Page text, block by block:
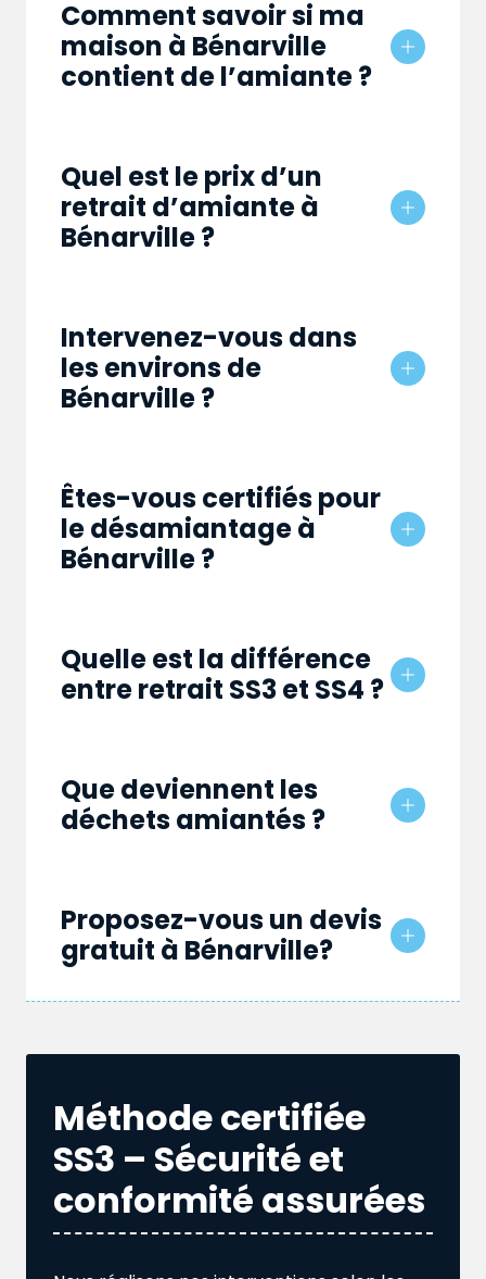
Comment savoir si ma
maison à Bénarville
contient de l’amiante ?
Quel est le prix d’un
retrait d’amiante à
Bénarville ?
Intervenez-vous dans
les environs de
Bénarville ?
Êtes-vous certifiés pour
le désamiantage à
Bénarville ?
Quelle est la différence
entre retrait SS3 et SS4 ?
Que deviennent les
déchets amiantés ?
Proposez-vous un devis
gratuit à Bénarville?
Méthode certifiée
SS3 – Sécurité et
conformité assurées